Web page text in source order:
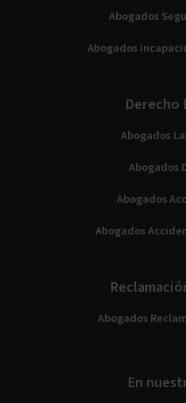
Abogados
Abogados
Derecho
Abogados
Abogados
Abogados
Abogados
Abogados
En